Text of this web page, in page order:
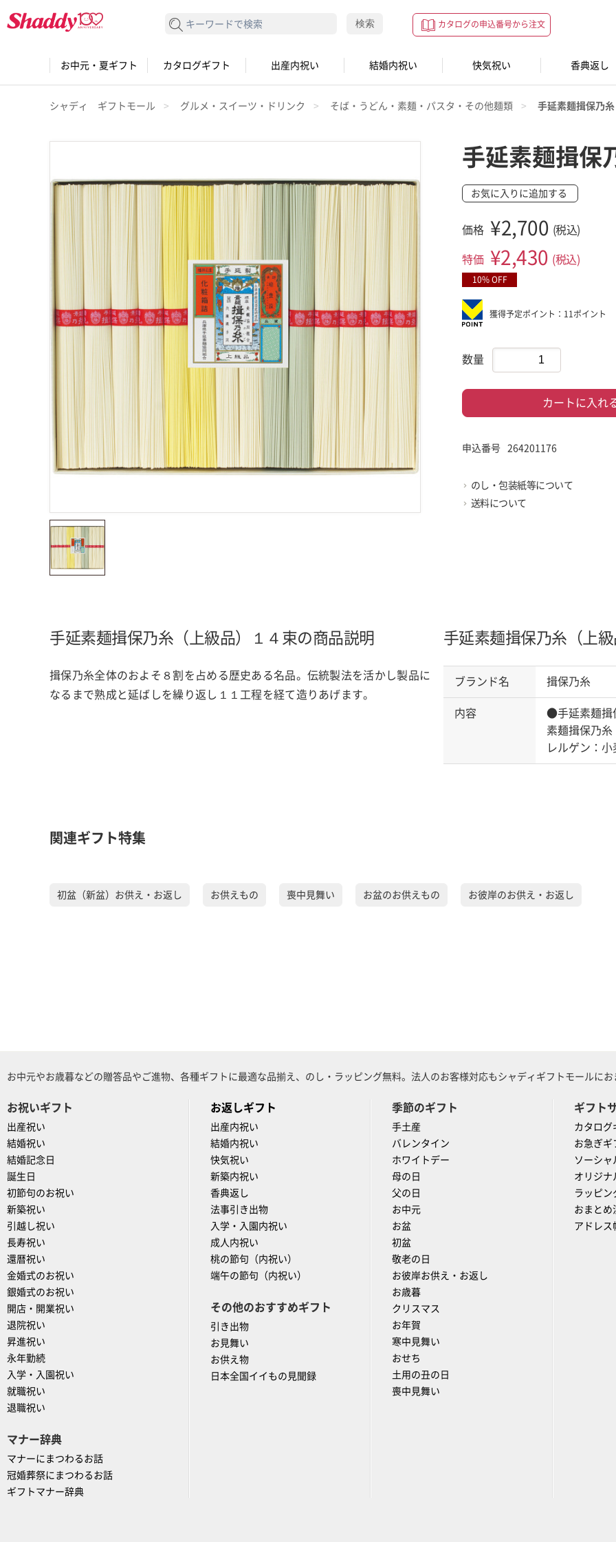
カタログの申込番号から注文
検索する 検索
お中元・夏ギフト カタログギフト 出産内祝い 結婚内祝い 快気祝い 香典返し
シャディ ギフトモール グルメ・スイーツ・ドリンク そば・うどん・素麺・パスタ・その他麺類 手延素麺揖保乃
手延素麺揖保
お気に入りに追加する
価格 ¥2,700 (税込)
特価 ¥2,430 (税込)
10% OFF
獲得予定ポイント：11ポイント
数量
カートに入れ
申込番号 264201176
のし・包装紙等について
送料について
手延素麺揖保乃糸（上級品）１４束の商品説明
揖保乃糸全体のおよそ８割を占める歴史ある名品。伝統製法を活かし製品に
なるまで熟成と延ばしを繰り返し１１工程を経て造りあげます。
手延素麺揖保乃糸（上
ブランド名 揖保乃糸
内容
●手延素麺揖
素麺揖保乃
レルゲン：
関連ギフト特集
初盆（新盆）お供え・お返し お供えもの 喪中見舞い お盆のお供えもの お彼岸のお供え・お返し
お中元やお歳暮などの贈答品やご進物、各種ギフトに最適な品揃え、のし・ラッピング無料。法人のお客様対応もシャディギフトモールに
お祝いギフト
出産祝い
結婚祝い
結婚記念日
誕生日
初節句のお祝い
新築祝い
引越し祝い
長寿祝い
還暦祝い
金婚式のお祝い
銀婚式のお祝い
開店・開業祝い
退院祝い
昇進祝い
永年勤続
入学・入園祝い
就職祝い
退職祝い
マナー辞典
マナーにまつわるお話
冠婚葬祭にまつわるお話
ギフトマナー辞典
お返しギフト
出産内祝い
結婚内祝い
快気祝い
新築内祝い
香典返し
法事引き出物
入学・入園内祝い
成人内祝い
桃の節句（内祝い）
端午の節句（内祝い）
その他のおすすめギフト
引き出物
お見舞い
お供え物
日本全国イイもの見聞録
季節のギフト
手土産
バレンタイン
ホワイトデー
母の日
父の日
お中元
お盆
初盆
敬老の日
お彼岸お供え・お返し
お歳暮
クリスマス
お年賀
寒中見舞い
おせち
土用の丑の日
喪中見舞い
ギフト
カタログ
お急ぎギ
ソーシャ
オリジナ
ラッピン
おまとめ
アドレス